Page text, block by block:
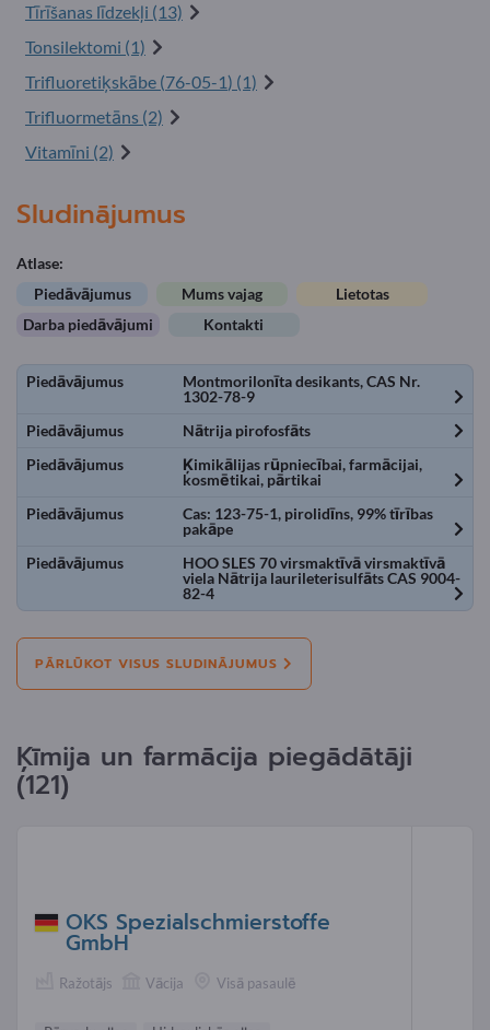
Tīrīšanas līdzekļi (13)
Tonsilektomi (1)
Trifluoretiķskābe (76-05-1) (1)
Trifluormetāns (2)
Vitamīni (2)
Sludinājumus
Atlase:
Piedāvājumus
Mums vajag
Lietotas
Darba piedāvājumi
Kontakti
Piedāvājumus
Montmorilonīta desikants, CAS Nr.
1302-78-9
Piedāvājumus
Nātrija pirofosfāts
Piedāvājumus
Ķimikālijas rūpniecībai, farmācijai,
kosmētikai, pārtikai
Piedāvājumus
Cas: 123-75-1, pirolidīns, 99% tīrības
pakāpe
Piedāvājumus
HOO SLES 70 virsmaktīvā virsmaktīvā
viela Nātrija laurileterisulfāts CAS 9004-
82-4
PĀRLŪKOT VISUS SLUDINĀJUMUS
Ķīmija un farmācija piegādātāji
(121)
OKS Spezialschmierstoffe
GmbH
Ražotājs Vācija Visā pasaulē